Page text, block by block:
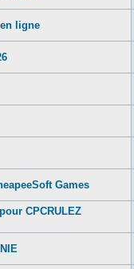
ligne
Games
CPCRULEZ